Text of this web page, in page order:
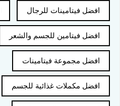
افضل فيتامينات للرجال
افضل فيتامين للجسم والشعر
افضل مجموعة فيتامينات
افضل مكملات غذائية للجسم